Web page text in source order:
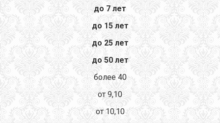
до 7 лет
до 15 лет
до 25 лет
до 50 лет
более 40
от 9,10
от 10,10